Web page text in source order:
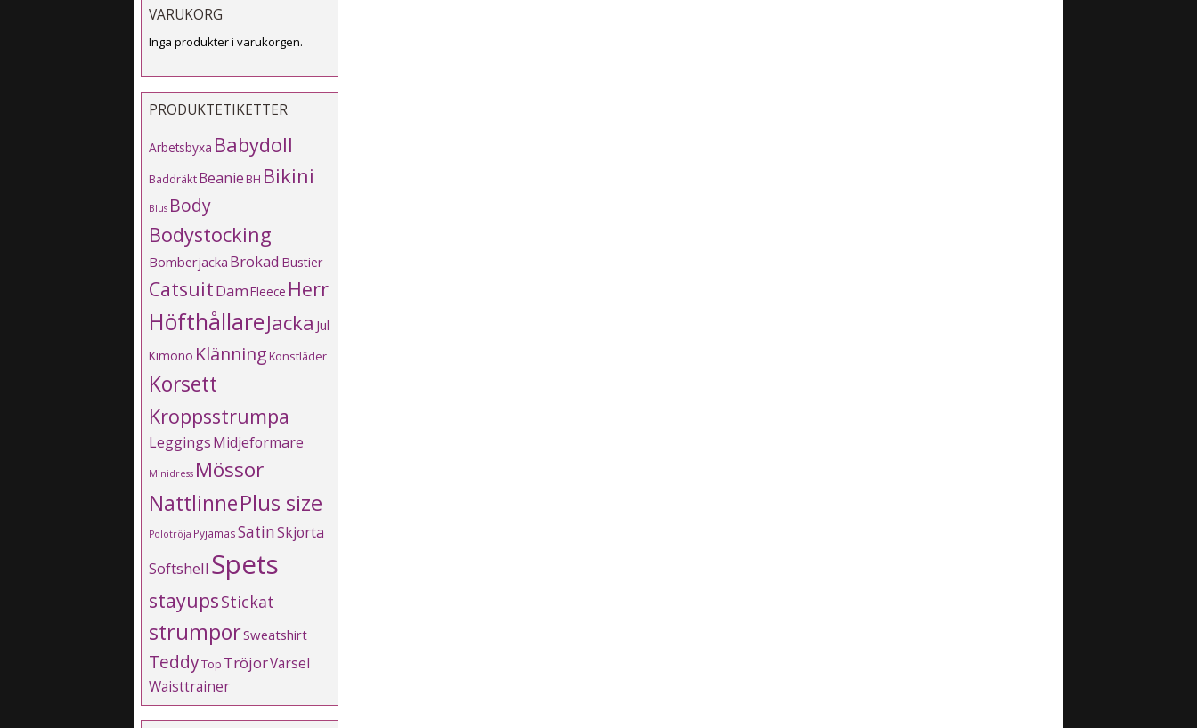
VARUKORG
Inga produkter i varukorgen.
PRODUKTETIKETTER
Arbetsbyxa Babydoll
BaddräktBeanieBH Bikini
Blus Body
Bodystocking
Bomberjacka Brokad Bustier
CatsuitDamFleece Herr
HöfthållareJacka Jul
Kimono KlänningKonstläder
Korsett
Kroppsstrumpa
LeggingsMidjeformare
Minidress Mössor
NattlinnePlus size
Polotröja PyjamasSatinSkjorta
Softshell Spets
stayupsStickat
strumporSweatshirt
TeddyTop TröjorVarsel
Waisttrainer